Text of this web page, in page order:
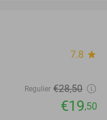
7.8 star
Regulier €28,50
€19,50